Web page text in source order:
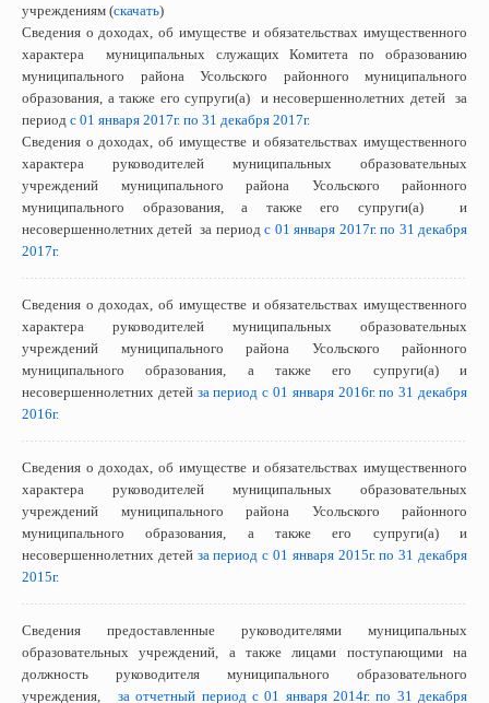
учреждениям (скачать)
Сведения о доходах, об имуществе и обязательствах имущественного
характера муниципальных служащих Комитета по образованию
муниципального района Усольского районного муниципального
образования, а также его супруги(а) и несовершеннолетних детей за
период с 01 января 2017г. по 31 декабря 2017г.
Сведения о доходах, об имуществе и обязательствах имущественного
характера руководителей муниципальных образовательных
учреждений муниципального района Усольского районного
муниципального образования, а также его супруги(а) и
несовершеннолетних детей за периодс 01 января 2017г. по 31 декабря
2017г.
Сведения о доходах, об имуществе и обязательствах имущественного
характера руководителей муниципальных образовательных
учреждений муниципального района Усольского районного
муниципального образования, а также его супруги(а) и
несовершеннолетних детей за период с 01 января 2016г. по 31 декабря
2016г.
Сведения о доходах, об имуществе и обязательствах имущественного
характера руководителей муниципальных образовательных
учреждений муниципального района Усольского районного
муниципального образования, а также его супруги(а) и
несовершеннолетних детей за период с 01 января 2015г. по 31 декабря
2015г.
Сведения предоставленные руководителями муниципальных
образовательных учреждений, а также лицами поступающими на
должность руководителя муниципального образовательного
учреждения, за отчетный период с 01 января 2014г. по 31 декабря